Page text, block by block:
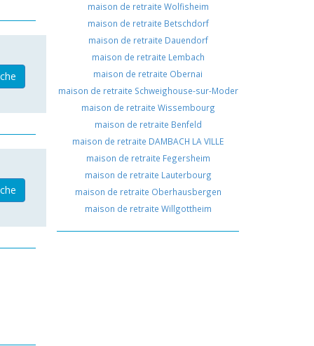
maison de retraite Wolfisheim
maison de retraite Betschdorf
maison de retraite Dauendorf
maison de retraite Lembach
maison de retraite Obernai
maison de retraite Schweighouse-sur-Moder
maison de retraite Wissembourg
maison de retraite Benfeld
maison de retraite DAMBACH LA VILLE
maison de retraite Fegersheim
maison de retraite Lauterbourg
maison de retraite Oberhausbergen
maison de retraite Willgottheim